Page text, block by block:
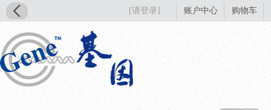
[请登录] 账户中心 购物车